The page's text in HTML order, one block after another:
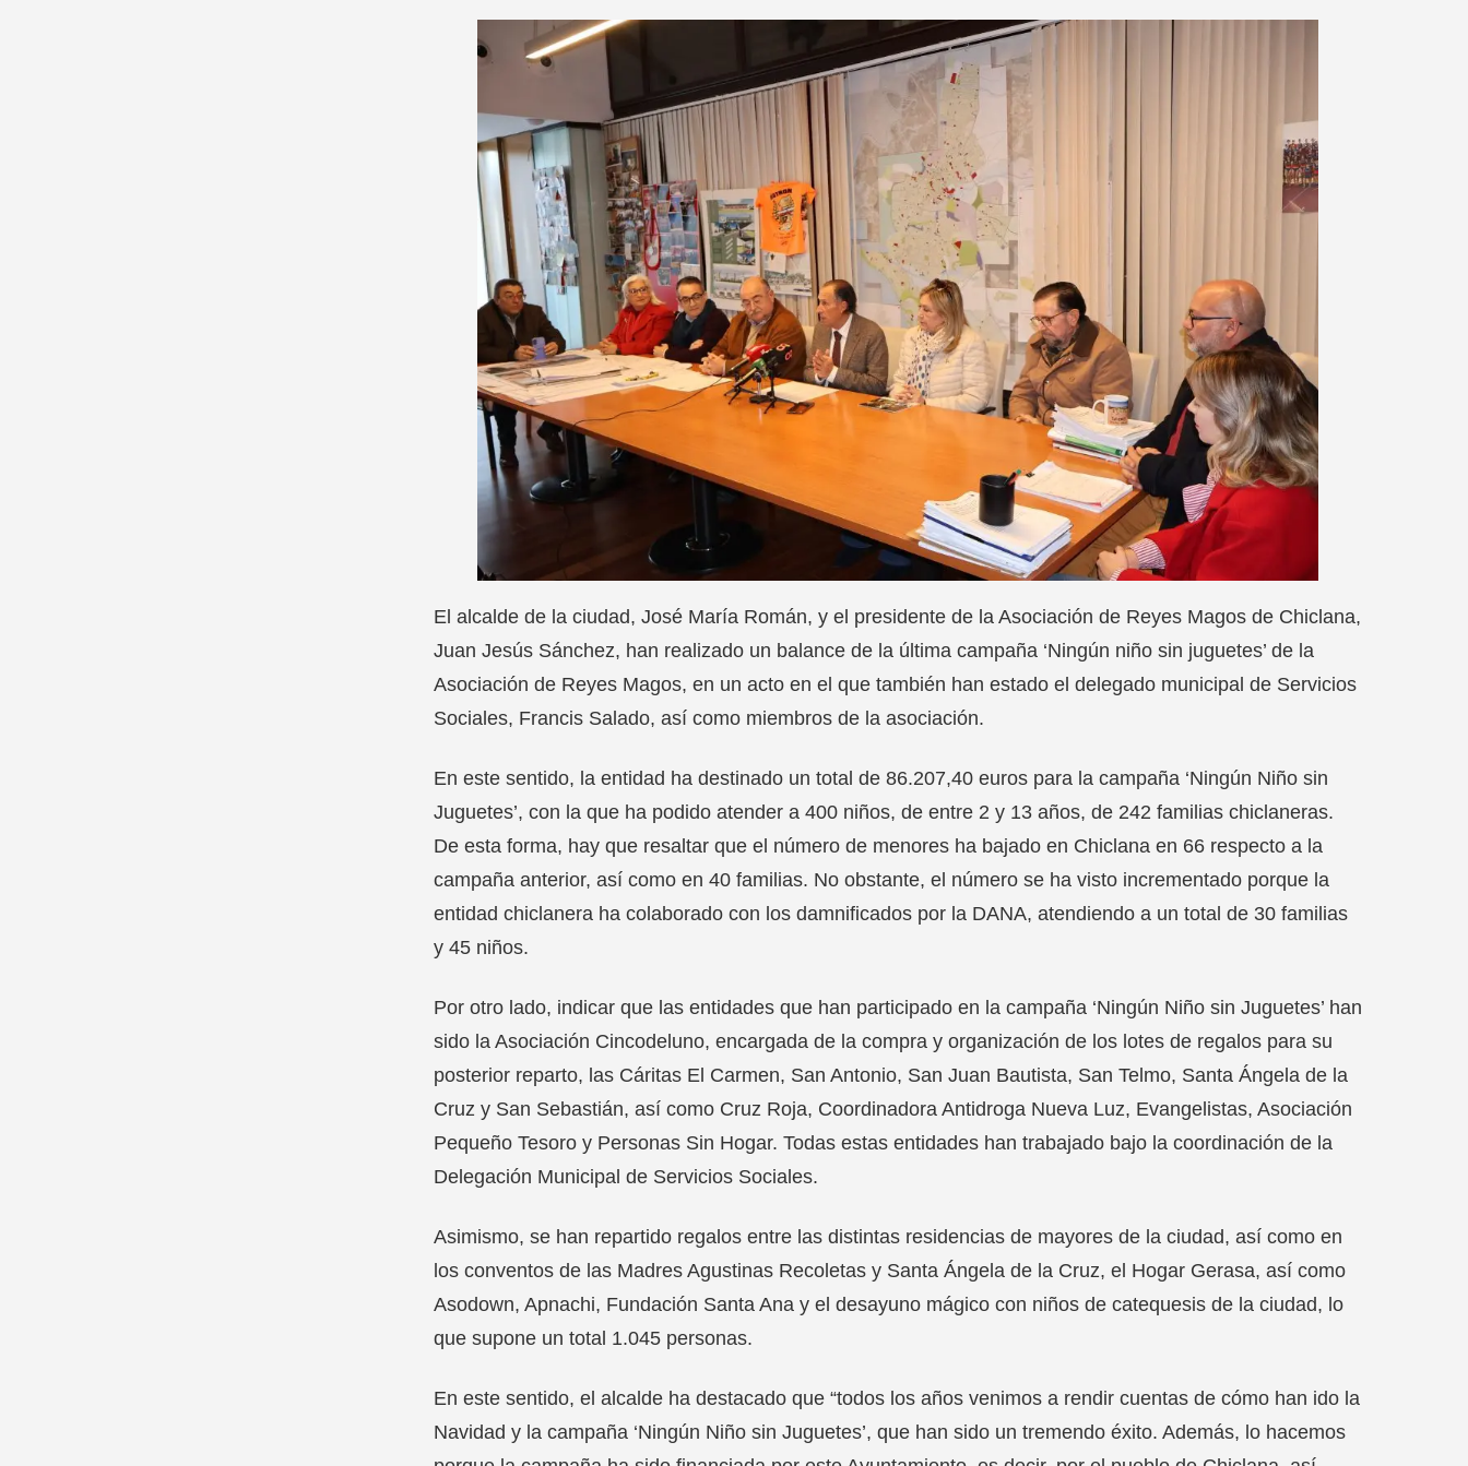
El alcalde de la ciudad, José María Román, y el presidente de la Asociación de Reyes Magos de Chiclana,
Juan Jesús Sánchez, han realizado un balance de la última campaña ‘Ningún niño sin juguetes’ de la
Asociación de Reyes Magos, en un acto en el que también han estado el delegado municipal de Servicios
Sociales, Francis Salado, así como miembros de la asociación.
En este sentido, la entidad ha destinado un total de 86.207,40 euros para la campaña ‘Ningún Niño sin
Juguetes’, con la que ha podido atender a 400 niños, de entre 2 y 13 años, de 242 familias chiclaneras.
De esta forma, hay que resaltar que el número de menores ha bajado en Chiclana en 66 respecto a la
campaña anterior, así como en 40 familias. No obstante, el número se ha visto incrementado porque la
entidad chiclanera ha colaborado con los damnificados por la DANA, atendiendo a un total de 30 familias
y 45 niños.
Por otro lado, indicar que las entidades que han participado en la campaña ‘Ningún Niño sin Juguetes’ han
sido la Asociación Cincodeluno, encargada de la compra y organización de los lotes de regalos para su
posterior reparto, las Cáritas El Carmen, San Antonio, San Juan Bautista, San Telmo, Santa Ángela de la
Cruz y San Sebastián, así como Cruz Roja, Coordinadora Antidroga Nueva Luz, Evangelistas, Asociación
Pequeño Tesoro y Personas Sin Hogar. Todas estas entidades han trabajado bajo la coordinación de la
Delegación Municipal de Servicios Sociales.
Asimismo, se han repartido regalos entre las distintas residencias de mayores de la ciudad, así como en
los conventos de las Madres Agustinas Recoletas y Santa Ángela de la Cruz, el Hogar Gerasa, así como
Asodown, Apnachi, Fundación Santa Ana y el desayuno mágico con niños de catequesis de la ciudad, lo
que supone un total 1.045 personas.
En este sentido, el alcalde ha destacado que “todos los años venimos a rendir cuentas de cómo han ido la
Navidad y la campaña ‘Ningún Niño sin Juguetes’, que han sido un tremendo éxito. Además, lo hacemos